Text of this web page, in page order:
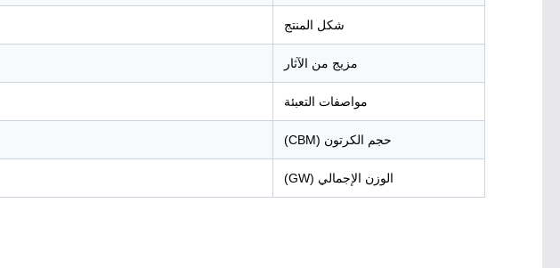
شكل المنتج
مزيج من الآثار
مواصفات التعبئة
حجم الكرتون (CBM)
الوزن الإجمالي (GW)